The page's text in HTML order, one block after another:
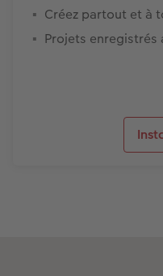
Créez partout et à
Projets